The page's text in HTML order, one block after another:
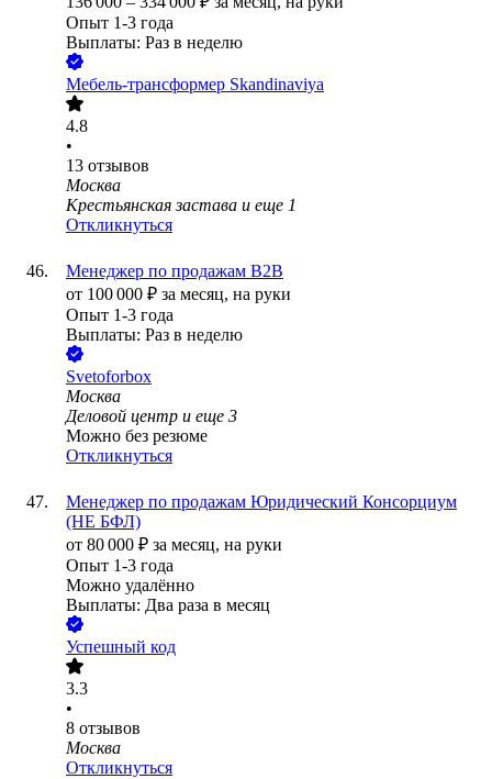
Опыт 1-3 года
Выплаты: Раз в неделю
Mебель-трансформер Skandinaviya
4.8
•
13 отзывов
Москва
Крестьянская застава и еще 1
Откликнуться
Менеджер по продажам B2B
от 100 000 ₽ за месяц, на руки
Опыт 1-3 года
Выплаты: Раз в неделю
Svetoforbox
Москва
Деловой центр и еще 3
Можно без резюме
Откликнуться
Менеджер по продажам Юридический Консорциум
(НЕ БФЛ)
от 80 000 ₽ за месяц, на руки
Опыт 1-3 года
Можно удалённо
Выплаты: Два раза в месяц
Успешный код
3.3
•
8 отзывов
Москва
Откликнуться